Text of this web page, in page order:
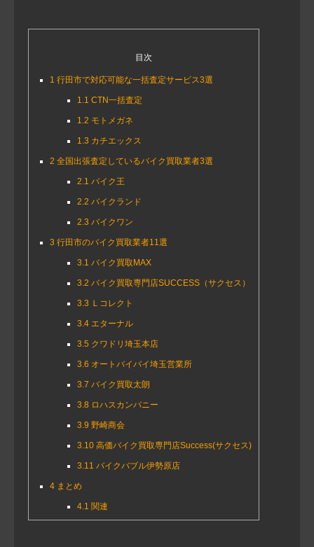
目次
1 行田市で対応可能な一括査定サービス3選
1.1 CTN一括査定
1.2 モトメガネ
1.3 カチエックス
2 全国出張査定しているバイク買取業者3選
2.1 バイク王
2.2 バイクランド
2.3 バイクワン
3 行田市のバイク買取業者11選
3.1 バイク買取MAX
3.2 バイク買取専門店SUCCESS（サクセス）
3.3 Ｌコレクト
3.4エターナル
3.5 クワドリ埼玉本店
3.6 オートバイバイ埼玉営業所
3.7 バイク買取太朗
3.8 ロハスカンパニー
3.9 野崎商会
3.10高価バイク買取専門店Success(サクセス)
3.11 バイクバブル伊勢原店
4 まとめ
4.1 関連